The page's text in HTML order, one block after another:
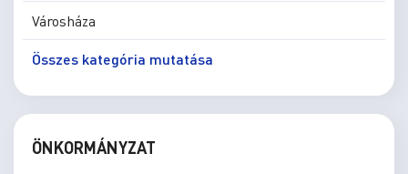
Városháza
Összes kategória mutatása
ÖNKORMÁNYZAT